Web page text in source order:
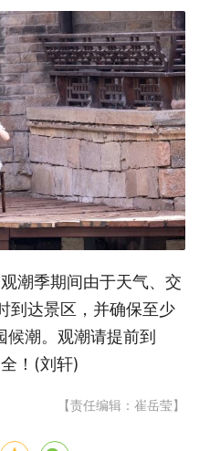
潮季期间由于天气、交
到达景区，并确保至少
候潮。观潮请提前到
！(刘轩)
【责任编辑：崔岳莹】